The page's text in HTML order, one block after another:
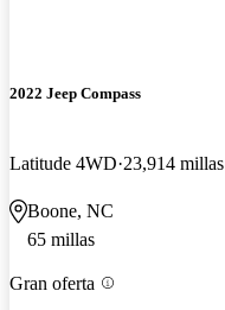
2022 Jeep Compass
Latitude 4WD 23,914 millas
Boone, NC
65 millas
Gran oferta